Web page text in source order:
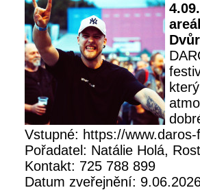
Vstupné: https://
Pořadatel: Natálie Holá,
Kontakt: 725 788 899
Datum zveřejnění: